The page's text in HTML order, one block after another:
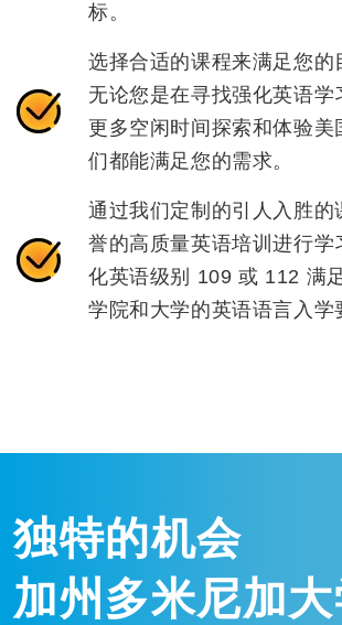
标。
选择合适的课程来满足您的
无论您是在寻找强化英语学
更多空闲时间探索和体验美
们都能满足您的需求。
通过我们定制的引人入胜的
誉的高质量英语培训进行学
化英语级别 109 或 112 满
学院和大学的英语语言入学
独特的机会
加州多米尼加